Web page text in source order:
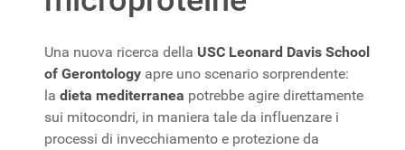
Una nuova ricerca della USC Leonard Davis School
of Gerontology apre uno scenario sorprendente:
la dieta mediterranea potrebbe agire direttamente
sui mitocondri, in maniera tale da influenzare i
processi di invecchiamento e protezione da